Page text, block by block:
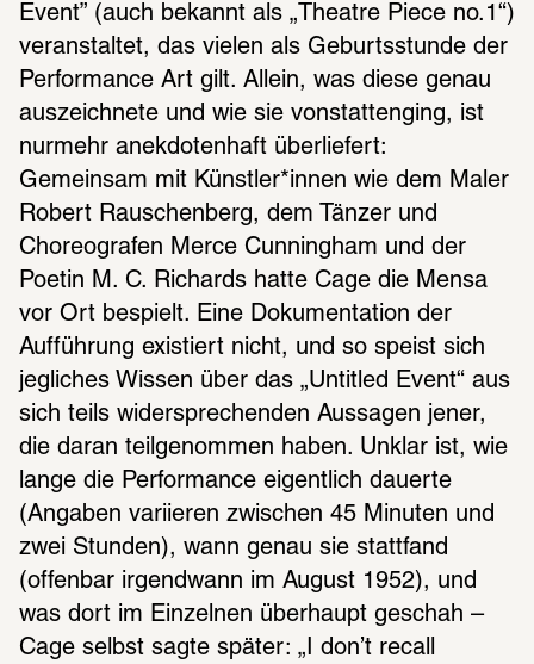
Event” (auch bekannt als „Theatre Piece no.1“)
veranstaltet, das vielen als Geburtsstunde der
Performance Art gilt. Allein, was diese genau
auszeichnete und wie sie vonstattenging, ist
nurmehr anekdotenhaft überliefert:
Gemeinsam mit Künstler*innen wie dem Maler
Robert Rauschenberg, dem Tänzer und
Choreografen Merce Cunningham und der
Poetin M. C. Richards hatte Cage die Mensa
vor Ort bespielt. Eine Dokumentation der
Aufführung existiert nicht, und so speist sich
jegliches Wissen über das „Untitled Event“ aus
sich teils widersprechenden Aussagen jener,
die daran teilgenommen haben. Unklar ist, wie
lange die Performance eigentlich dauerte
(Angaben variieren zwischen 45 Minuten und
zwei Stunden), wann genau sie stattfand
(offenbar irgendwann im August 1952), und
was dort im Einzelnen überhaupt geschah –
Cage selbst sagte später: „I don’t recall